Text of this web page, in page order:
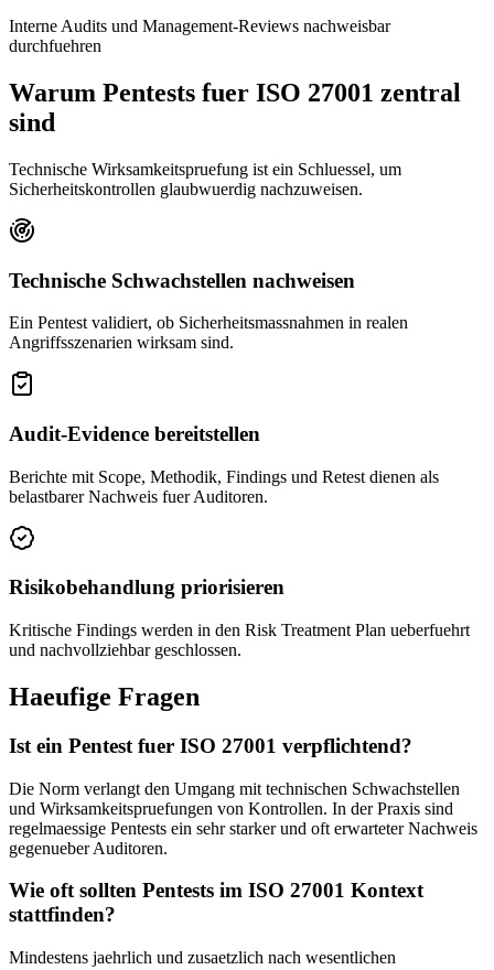
Interne Audits und Management-Reviews nachweisbar
durchfuehren
Warum Pentests fuer ISO 27001 zentral
sind
Technische Wirksamkeitspruefung ist ein Schluessel, um
Sicherheitskontrollen glaubwuerdig nachzuweisen.
Technische Schwachstellen nachweisen
Ein Pentest validiert, ob Sicherheitsmassnahmen in realen
Angriffsszenarien wirksam sind.
Audit-Evidence bereitstellen
Berichte mit Scope, Methodik, Findings und Retest dienen als
belastbarer Nachweis fuer Auditoren.
Risikobehandlung priorisieren
Kritische Findings werden in den Risk Treatment Plan ueberfuehrt
und nachvollziehbar geschlossen.
Haeufige Fragen
Ist ein Pentest fuer ISO 27001 verpflichtend?
Die Norm verlangt den Umgang mit technischen Schwachstellen
und Wirksamkeitspruefungen von Kontrollen. In der Praxis sind
regelmaessige Pentests ein sehr starker und oft erwarteter Nachweis
gegenueber Auditoren.
Wie oft sollten Pentests im ISO 27001 Kontext
stattfinden?
Mindestens jaehrlich und zusaetzlich nach wesentlichen